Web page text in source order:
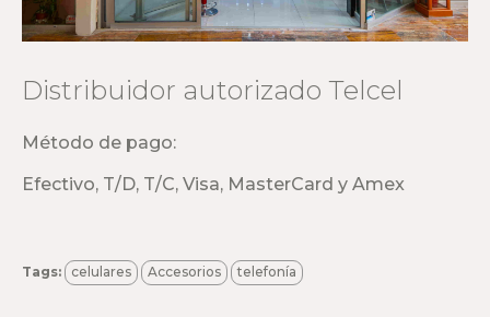
Distribuidor autorizado Telcel
Método de pago:
Efectivo, T/D, T/C, Visa, MasterCard y Amex
Tags: celulares Accesorios telefonía